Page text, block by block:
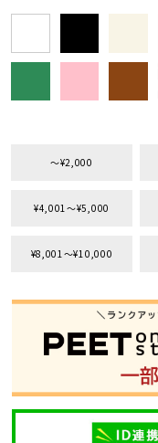
〜¥2,000
¥4,001〜¥5,000
¥8,001〜¥10,000